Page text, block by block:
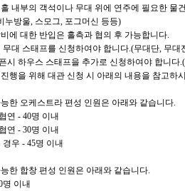
내부의 객석이나 무대 위에 연주에 필요한 물
누방울, 스모그, 포그머신 등등)
에 대한 반입은 홀측과 협의 후 가능합니다.
무대 스태프를 신청하여야 합니다.(무대단, 무대
시 하우스 스태프을 추가로 신청하여야 합니다.(
행을 위해 대관 신청 시 아래의 내용을 참고하
한 오케스트라 편성 인원은 아래와 같습니다.
연 - 40명 이내
연 - 30명 이내
경우 - 45명 이내
한 합창 편성 인원은 아래와 같습니다.
명 이내